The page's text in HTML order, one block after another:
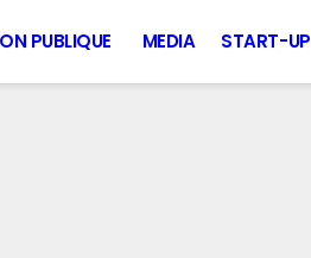
PUBLIQUE MEDIA START-UP